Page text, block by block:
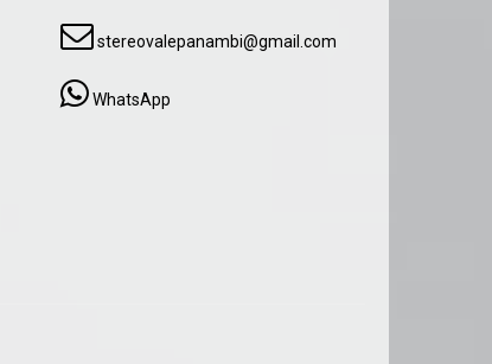
stereovalepanambi@gmail.com
WhatsApp